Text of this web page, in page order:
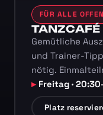
FÜR ALLE OFFEN
TANZCAFÉ
Gemütliche
und Trainer-
nötig.
Freitag ·
Platz